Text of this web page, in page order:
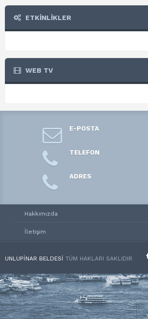
ETKİNLİKLER
WEB TV
E-POSTA
TELEFON
ADRES
Hakkımızda
İletişim
UNLUPINAR BELDESI TÜM HAKLARI SAKLIDIR